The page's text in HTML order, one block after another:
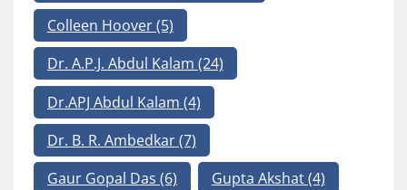
Colleen Hoover(5)
Dr. A.P.J. Abdul Kalam (24)
Dr.APJ Abdul Kalam (4)
Dr. B. R. Ambedkar(7)
Gaur Gopal Das (6) Gupta Akshat(4)